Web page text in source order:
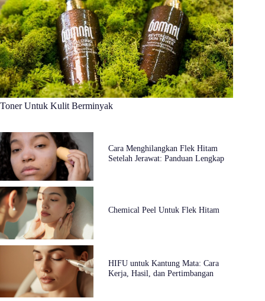
Toner Untuk Kulit Berminyak
Cara Menghilangkan Flek Hitam
Setelah Jerawat: Panduan Lengkap
Chemical Peel Untuk Flek Hitam
HIFU untuk Kantung Mata: Cara
Kerja, Hasil, dan Pertimbangan